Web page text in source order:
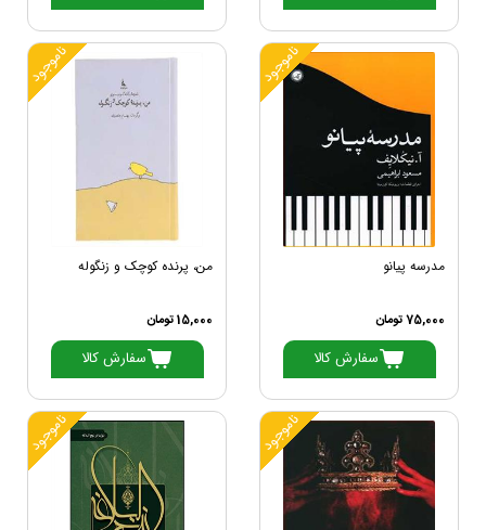
ناموجود
مدرسه پیانو
75,000 تومان
سفارش کالا
ناموجود
من، پرنده کوچک و زنگوله
15,000 تومان
سفارش کالا
ناموجود ناموجود